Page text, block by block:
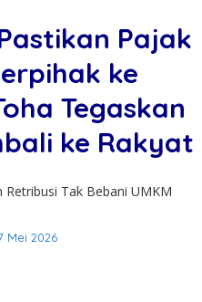
Pajak
ke
Tegaskan
ke Rakyat
Tak Bebani UMKM
Mei 2026